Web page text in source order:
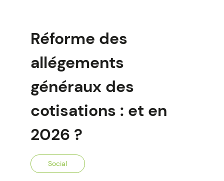
Réforme des
allégements
généraux des
cotisations : et en
2026 ?
Social